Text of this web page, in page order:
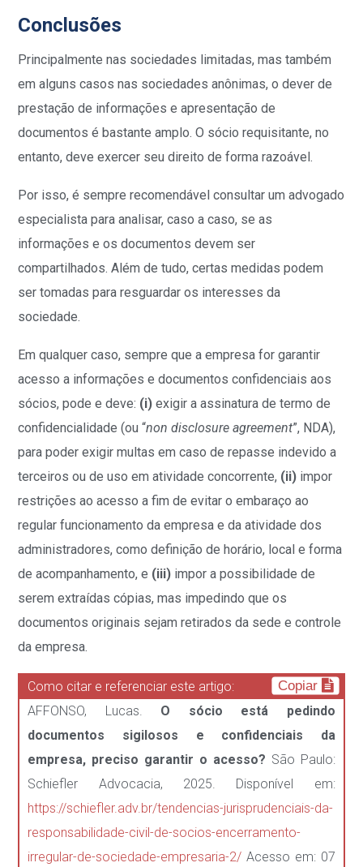
Conclusões
Principalmente nas sociedades limitadas, mas também
em alguns casos nas sociedades anônimas, o dever de
prestação de informações e apresentação de
documentos é bastante amplo. O sócio requisitante, no
entanto, deve exercer seu direito de forma razoável.
Por isso, é sempre recomendável consultar um advogado
especialista para analisar, caso a caso, se as
informações e os documentos devem ser
compartilhados. Além de tudo, certas medidas podem
ser tomadas para resguardar os interesses da
sociedade.
Em qualquer caso, sempre que a empresa for garantir
acesso a informações e documentos confidenciais aos
sócios, pode e deve: (i) exigir a assinatura de termo de
confidencialidade (ou “non disclosure agreement”, NDA),
para poder exigir multas em caso de repasse indevido a
terceiros ou de uso em atividade concorrente, (ii) impor
restrições ao acesso a fim de evitar o embaraço ao
regular funcionamento da empresa e da atividade dos
administradores, como definição de horário, local e forma
de acompanhamento, e (iii) impor a possibilidade de
serem extraídas cópias, mas impedindo que os
documentos originais sejam retirados da sede e controle
da empresa.
Como citar e referenciar este artigo: Copiar
AFFONSO, Lucas. O sócio está pedindo
documentos sigilosos e confidenciais da
empresa, preciso garantir o acesso? São Paulo:
Schiefler Advocacia, 2025. Disponível em:
https://schiefler.adv.br/tendencias-jurisprudenciais-da-
responsabilidade-civil-de-socios-encerramento-
irregular-de-sociedade-empresaria-2/ Acesso em: 07